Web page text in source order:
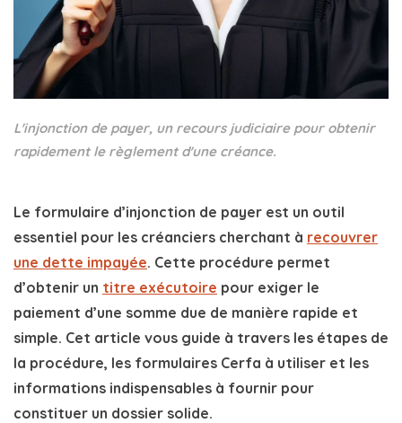
L'injonction de payer, un recours judiciaire pour obtenir
rapidement le règlement d'une créance.
Le formulaire d’injonction de payer est un outil
essentiel pour les créanciers cherchant à recouvrer
une dette impayée. Cette procédure permet
d’obtenir un titre exécutoire pour exiger le
paiement d’une somme due de manière rapide et
simple. Cet article vous guide à travers les étapes de
la procédure, les formulaires Cerfa à utiliser et les
informations indispensables à fournir pour
constituer un dossier solide.